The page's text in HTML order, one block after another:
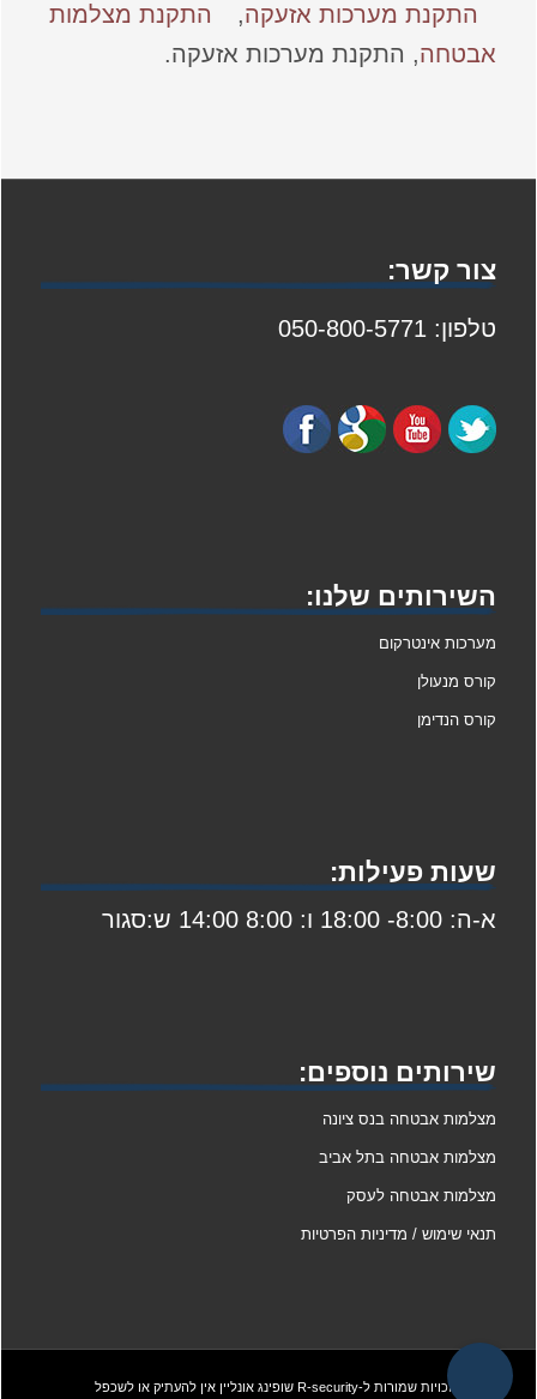
התקנת מערכות אזעקה,
התקנת מצלמות
אבטחה, התקנת מערכות אזעקה.
צור קשר:
טלפון: 050-800-5771
השירותים שלנו:
מערכות אינטרקום
קורס מנעולן
קורס הנדימן
שעות פעילות:
א-ה: 8:00- 18:00 ו: 8:00 14:00 ש:סגור
שירותים נוספים:
מצלמות אבטחה בנס ציונה
מצלמות אבטחה בתל אביב
מצלמות אבטחה לעסק
תנאי שימוש / מדיניות הפרטיות
@ כל הזכויות שמורות ל-R-security שופינג אונליין אין להעתיק או לשכפל